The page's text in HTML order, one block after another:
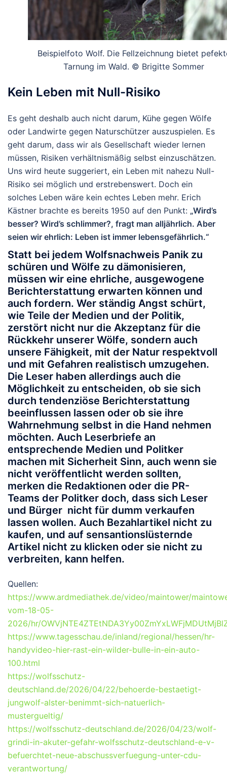
Beispielfoto Wolf. Die Fellzeichnung bietet
Tarnung im Wald. © Brigitte Sommer
Kein Leben mit Null-Risiko
Es geht deshalb auch nicht darum, Kühe gegen Wölfe
oder Landwirte gegen Naturschützer auszuspielen. Es
geht darum, dass wir als Gesellschaft wieder lernen
müssen, Risiken verhältnismäßig selbst einzuschätzen.
Uns wird heute suggeriert, ein Leben mit nahezu Null-
Risiko sei möglich und erstrebenswert. Doch ein
solches Leben wäre kein echtes Leben mehr. Erich
Kästner brachte es bereits 1950 auf den Punkt: „Wird’s
besser? Wird’s schlimmer?, fragt man alljährlich. Aber
seien wir ehrlich: Leben ist immer lebensgefährlich.“
Statt bei jedem Wolfsnachweis Panik zu
schüren und Wölfe zu dämonisieren,
müssen wir eine ehrliche, ausgewogene
Berichterstattung erwarten können und
auch fordern. Wer ständig Angst schürt,
wie Teile der Medien und der Politik,
zerstört nicht nur die Akzeptanz für die
Rückkehr unserer Wölfe, sondern auch
unsere Fähigkeit, mit der Natur respektvoll
und mit Gefahren realistisch umzugehen.
Die Leser haben allerdings auch die
Möglichkeit zu entscheiden, ob sie sich
durch tendenziöse Berichterstattung
beeinflussen lassen oder ob sie ihre
Wahrnehmung selbst in die Hand nehmen
möchten. Auch Leserbriefe an
entsprechende Medien und Politker
machen mit Sicherheit Sinn, auch wenn sie
nicht veröffentlicht werden sollten,
merken die Redaktionen oder die PR-
Teams der Politker doch, dass sich Leser
und Bürger nicht für dumm verkaufen
lassen wollen. Auch Bezahlartikel nicht zu
kaufen, und auf sensantionslüsternde
Artikel nicht zu klicken oder sie nicht zu
verbreiten, kann helfen.
Quellen:
https://www.ardmediathek.de/video/maintower/
vom-18-05-
2026/hr/
https://www.tagesschau.de/inland/regional/hessen/hr-
handyvideo-hier-rast-ein-wilder-bulle-in-ein-auto-
100.html
https://wolfsschutz-
deutschland.de/2026/04/22/behoerde-bestaetigt-
jungwolf-alster-benimmt-sich-natuerlich-
mustergueltig/
https://wolfsschutz-deutschland.de/2026/04/23/wolf-
grindi-in-akuter-gefahr-wolfsschutz-deutschland-e-v-
befuerchtet-neue-abschussverfuegung-unter-cdu-
verantwortung/